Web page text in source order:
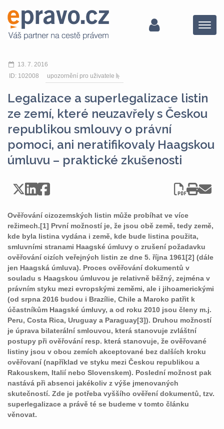
Menu
13. 7. 2016
ID: 102008
upozornění pro uživatele
Legalizace a superlegalizace listin
ze zemí, které neuzavřely s Českou
republikou smlouvy o právní
pomoci, ani neratifikovaly Haagskou
úmluvu – praktické zkušenosti
Ověřování cizozemských listin může probíhat ve více
režimech.[1] První možností je, že jsou obě země, tedy země,
kde byla listina vydána i země, kde bude listina použita,
smluvními stranami Haagské úmluvy o zrušení požadavku
ověřování cizích veřejných listin ze dne 5. října 1961[2] (dále
jen Haagská úmluva). Proces ověřování dokumentů v
souladu s Haagskou úmluvou je relativně běžný, zejména v
právním styku mezi evropskými zeměmi, ale i jihoamerickými
(od srpna 2016 budou i Brazílie, Chile a Maroko patřit k
účastníkům Haagské úmluvy, a od roku 2010 jsou členy m.j.
Peru, Costa Rica, Uruguay a Paraguay[3]). Druhou možností
je úprava bilaterální smlouvou, která stanovuje zvláštní
postupy při ověřování resp. která stanovuje, že ověřované
listiny jsou v obou zemích akceptované bez dalších kroku
ověřovaní (například ve styku mezi Českou republikou a
Rakouskem, Italií nebo Slovenskem). Poslední možnost pak
nastává při absenci jakékoliv z výše jmenovaných
skutečností. Zde je potřeba vyššího ověření dokumentů, tzv.
superlegalizace a právě té se budeme v tomto článku
věnovat.